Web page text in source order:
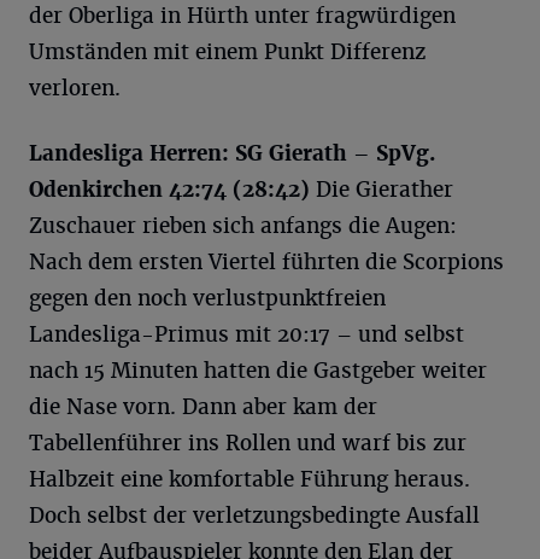
der Oberliga in Hürth unter fragwürdigen
Umständen mit einem Punkt Differenz
verloren.
Landesliga Herren: SG Gierath – SpVg.
Odenkirchen 42:74 (28:42) Die Gierather
Zuschauer rieben sich anfangs die Augen:
Nach dem ersten Viertel führten die Scorpions
gegen den noch verlustpunktfreien
Landesliga-Primus mit 20:17 – und selbst
nach 15 Minuten hatten die Gastgeber weiter
die Nase vorn. Dann aber kam der
Tabellenführer ins Rollen und warf bis zur
Halbzeit eine komfortable Führung heraus.
Doch selbst der verletzungsbedingte Ausfall
beider Aufbauspieler konnte den Elan der